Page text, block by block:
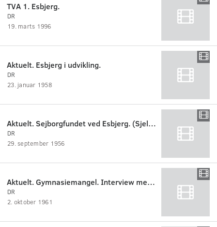
TVA 1. Esbjerg.
DR
19. marts 1996
Aktuelt. Esbjerg i udvikling.
DR
23. januar 1958
Aktuelt. Sejborgfundet ved Esbjerg. (Sjelborg)
DR
29. september 1956
Aktuelt. Gymnasiemangel. Interview med rektor Ahm, Esbjerg statsskole.
DR
2. oktober 1961